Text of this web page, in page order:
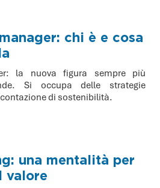
chi è e cosa
la nuova figura sempre più
Si occupa delle strategie
di sostenibilità.
una mentalità per
valore